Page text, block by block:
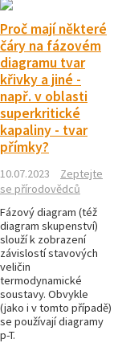
Proč mají některé
čáry na fázovém
diagramu tvar
křivky a jiné -
např. v oblasti
superkritické
kapaliny - tvar
přímky?
10.07.2023
Zeptejte
se přírodovědců
Fázový diagram (též
diagram skupenství)
slouží k zobrazení
závislostí stavových
veličin
termodynamické
soustavy. Obvykle
(jako i v tomto případě)
se používají diagramy
p-T.